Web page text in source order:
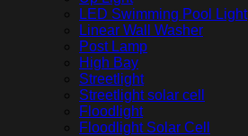
LED Swimming Pool Light
Linear Wall Washer
Post Lamp
High Bay
Streetlight
Streetlight solar cell
Floodlight
Floodlight Solar Cell